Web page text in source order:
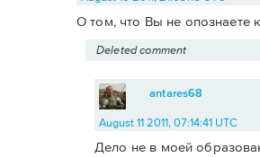
О том, что Вы не опознаете
Deleted comment
antares68
August 11 2011, 07:14:41 UTC
Дело не в моей